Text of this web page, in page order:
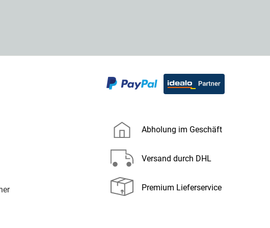
Abholung im Geschäft
Versand durch DHL
Premium Lieferservice